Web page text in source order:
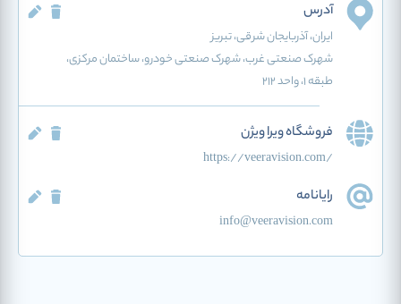
آدرس
ایران، آذربایجان شرقی، تبریز
شهرک صنعتی غرب، شهرک صنعتی خودرو، ساختمان مرکزی،
طبقه 1، واحد 212
فروشگاه ویرا ویژن
https://veeravision.com/
رایانامه
info@veeravision.com